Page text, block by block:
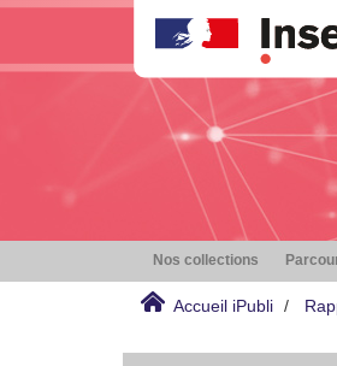
Nos collections
Accueil iPubli